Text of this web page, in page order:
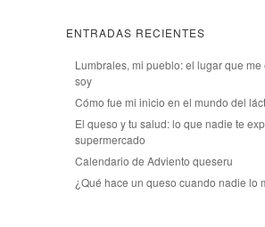
ENTRADAS RECIENTES
Lumbrales, mi pueblo: el lugar que
soy
Cómo fue mi inicio en el mundo del
El queso y tu salud: lo que nadie te
supermercado
Calendario de Adviento queseru
¿Qué hace un queso cuando nadie lo